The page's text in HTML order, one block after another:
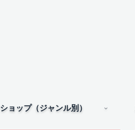
ショップ（ジャンル別）